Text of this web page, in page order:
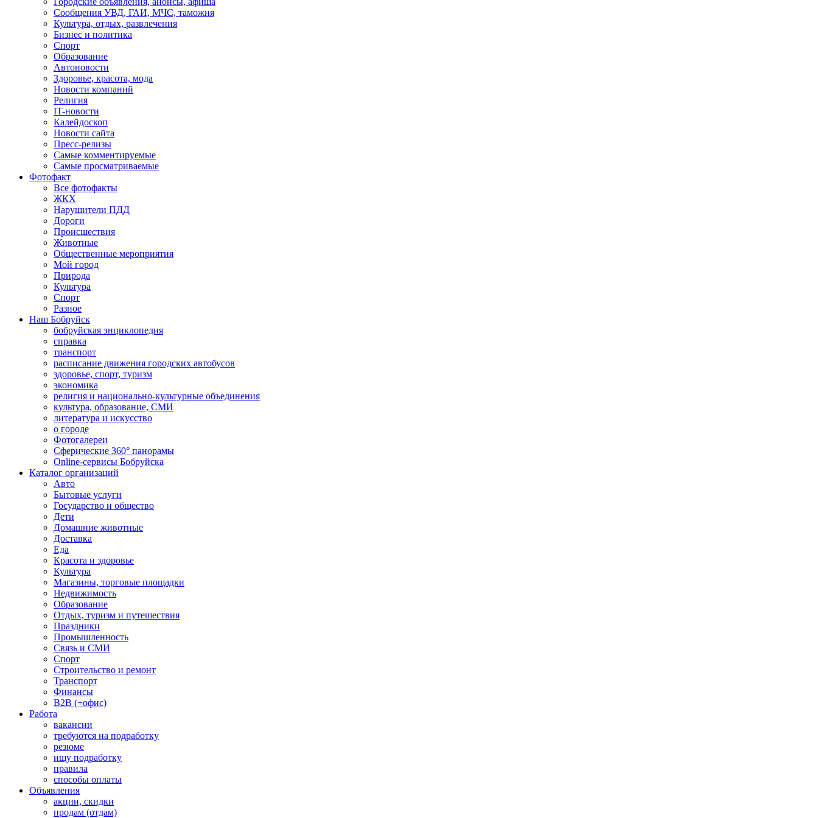
Сообщения УВД, ГАИ, МЧС, таможня
Культура, отдых, развлечения
Бизнес и политика
Спорт
Образование
Автоновости
Здоровье, красота, мода
Новости компаний
Религия
IT-новости
Калейдоскоп
Новости сайта
Пресс-релизы
Самые комментируемые
Самые просматриваемые
Фотофакт
Все фотофакты
ЖКХ
Нарушители ПДД
Дороги
Происшествия
Животные
Общественные мероприятия
Мой город
Природа
Культура
Спорт
Разное
Наш Бобруйск
бобруйская энциклопедия
справка
транспорт
расписание движения городских автобусов
здоровье, спорт, туризм
экономика
религия и национально-культурные объединения
культура, образование, СМИ
литература и искусство
о городе
Фотогалереи
Сферические 360° панорамы
Online-сервисы Бобруйска
Каталог организаций
Авто
Бытовые услуги
Государство и общество
Дети
Домашние животные
Доставка
Еда
Красота и здоровье
Культура
Магазины, торговые площадки
Недвижимость
Образование
Отдых, туризм и путешествия
Праздники
Промышленность
Связь и СМИ
Спорт
Строительство и ремонт
Транспорт
Финансы
B2B (+офис)
Работа
вакансии
требуются на подработку
резюме
ищу подработку
правила
способы оплаты
Объявления
акции, скидки
продам (отдам)